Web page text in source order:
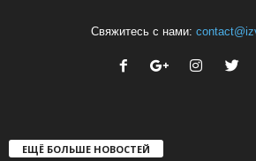
Свяжитесь с нами:
ЕЩЁ БОЛЬШЕ НОВОСТЕЙ